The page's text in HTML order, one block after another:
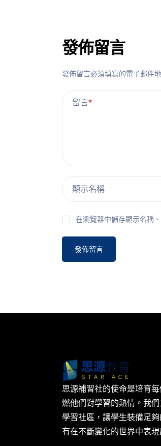
發佈留言
發佈留言必須填寫的電子郵件
留言*
顯示名稱
在瀏覽器中儲存顯示名稱
思源補習社的使命是培育
燃他們對學習的熱情。我
學習社區，讓學生裝備足
有在不斷變化的世界中表